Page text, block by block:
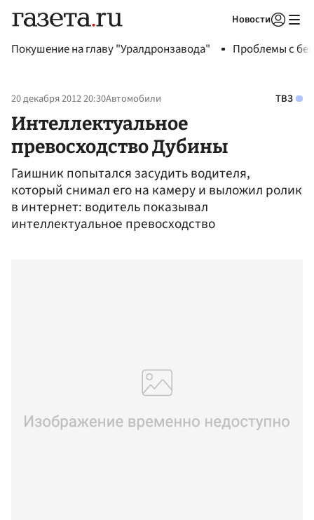
Новости
Покушение на главу "Уралдронзавода" Проблемы с
20 декабря 2012 20:30Автомобили ТВЗ
Интеллектуальное
превосходство Дубины
Гаишник попытался засудить водителя,
который снимал его на камеру и выложил ролик
в интернет: водитель показывал
интеллектуальное превосходство